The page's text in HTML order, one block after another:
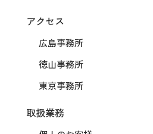
アクセス
広島事務所
徳山事務所
東京事務所
取扱業務